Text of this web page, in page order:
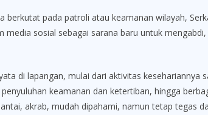
pada patroli atau keamanan wilayah,
sosial sebagai sarana baru untuk
di lapangan, mulai dari aktivitas kesehariannya
keamanan dan ketertiban, hingga
akrab, mudah dipahami, namun tetap tegas